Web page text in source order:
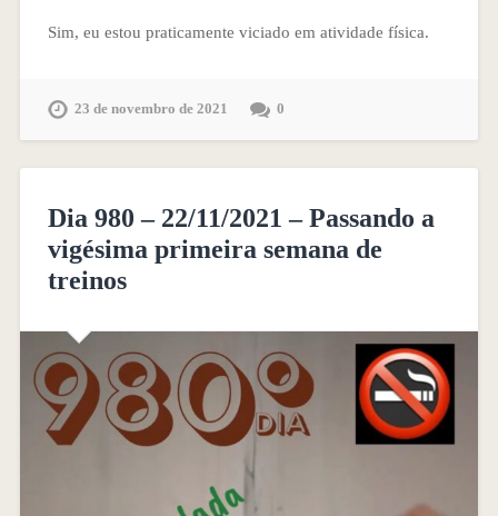
Sim, eu estou praticamente viciado em atividade física.
23 de novembro de 2021 0
Dia 980 – 22/11/2021 – Passando a
vigésima primeira semana de
treinos